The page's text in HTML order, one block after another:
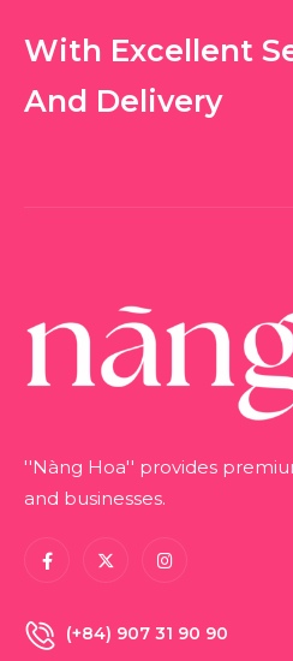
With Excellent
And Delivery
''Nàng Hoa'' provides
and businesses.
(+84) 907 31 90 90